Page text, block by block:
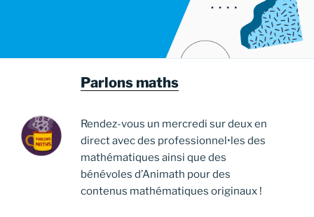
Parlons maths
Rendez-vous un mercredi sur deux en
direct avec des professionnel•les des
mathématiques ainsi que des
bénévoles d’Animath pour des
contenus mathématiques originaux !